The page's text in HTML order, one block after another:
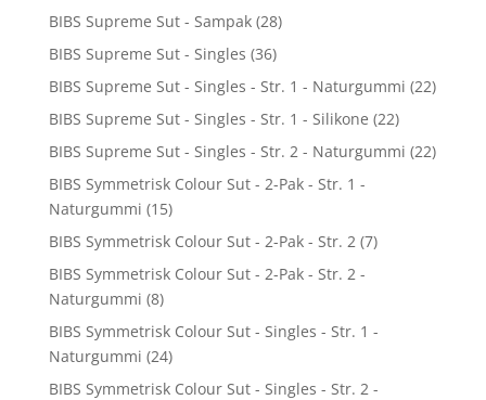
BIBS Supreme Sut - Sampak (28)
BIBS Supreme Sut - Singles (36)
BIBS Supreme Sut - Singles - Str. 1 - Naturgummi (22)
BIBS Supreme Sut - Singles - Str. 1 - Silikone (22)
BIBS Supreme Sut - Singles - Str. 2 - Naturgummi (22)
BIBS Symmetrisk Colour Sut - 2-Pak - Str. 1 -
Naturgummi (15)
BIBS Symmetrisk Colour Sut - 2-Pak - Str. 2 (7)
BIBS Symmetrisk Colour Sut - 2-Pak - Str. 2 -
Naturgummi (8)
BIBS Symmetrisk Colour Sut - Singles - Str. 1 -
Naturgummi (24)
BIBS Symmetrisk Colour Sut - Singles - Str. 2 -